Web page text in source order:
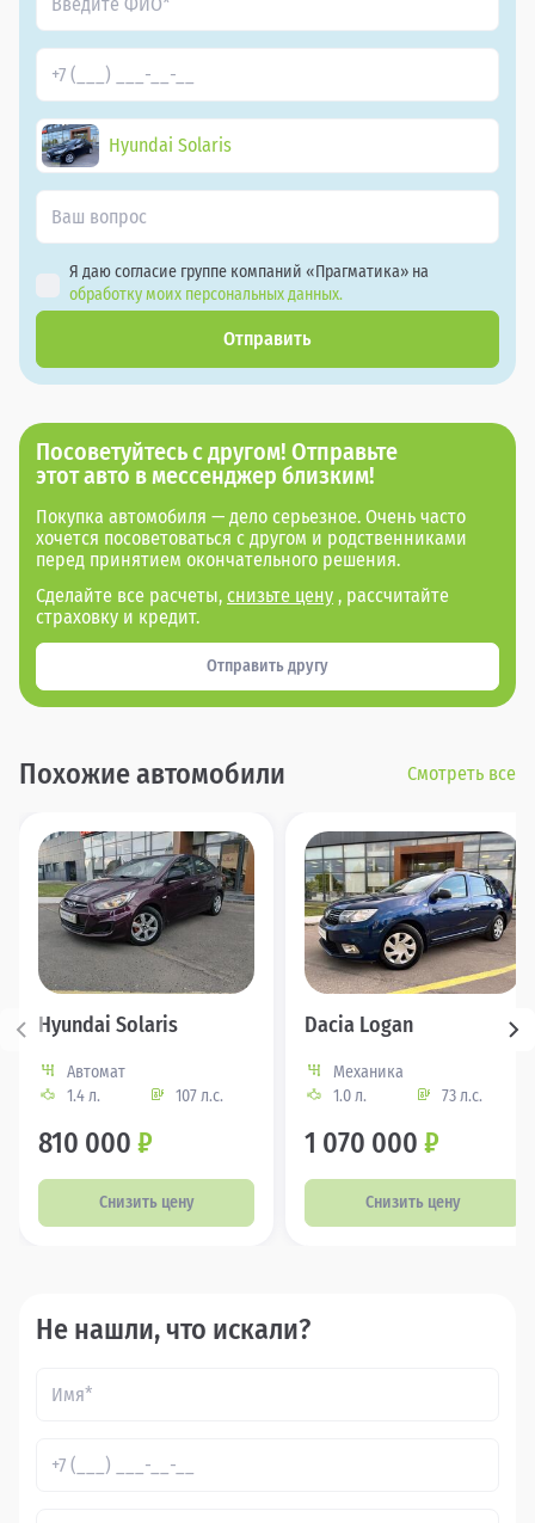
Hyundai Solaris
Я даю согласие группе компаний «Прагматика» на
обработку моих персональных данных.
Отправить
Посоветуйтесь с другом! Отправьте
этот авто в мессенджер близким!
Покупка автомобиля — дело серьезное. Очень часто
хочется посоветоваться с другом и родственниками
перед принятием окончательного решения.
Сделайте все расчеты, снизьте цену , рассчитайте
страховку и кредит.
Отправить другу
Похожие автомобили Смотреть все
Hyundai Solaris
Автомат
1.4 л.
107 л.с.
810 000 ₽
Снизить цену
Dacia Logan
Механика
1.0 л.
73 л.с.
1 070 000 ₽
Снизить цену
Не нашли, что искали?